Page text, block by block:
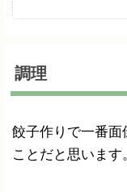
調理
餃子作りで一番
ことだと思います。